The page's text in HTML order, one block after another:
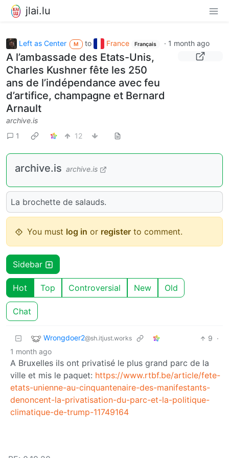
jlai.lu
Left as Center M to France Français · 1 month ago
A l’ambassade des Etats-Unis,
Charles Kushner fête les 250
ans de l’indépendance avec feu
d’artifice, champagne et Bernard
Arnault
archive.is
1
12
archive.is archive.is
La brochette de salauds.
You must log in or register to comment.
Sidebar
Hot Top Controversial New Old
Chat
Wrongdoer2@sh.itjust.works 9 ·
1 month ago
A Bruxelles ils ont privatisé le plus grand parc de la
ville et mis le paquet: https://www.rtbf.be/article/fete-
etats-unienne-au-cinquantenaire-des-manifestants-
denoncent-la-privatisation-du-parc-et-la-politique-
climatique-de-trump-11749164